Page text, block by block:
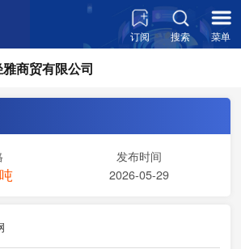
订阅 搜索 菜单
商贸有限公司
发布时间
2026-05-29